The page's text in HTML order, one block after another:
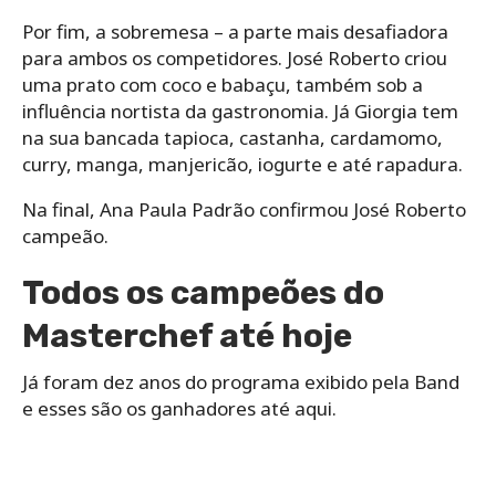
Por fim, a sobremesa – a parte mais desafiadora
para ambos os competidores. José Roberto criou
uma prato com coco e babaçu, também sob a
influência nortista da gastronomia. Já Giorgia tem
na sua bancada tapioca, castanha, cardamomo,
curry, manga, manjericão, iogurte e até rapadura.
Na final, Ana Paula Padrão confirmou José Roberto
campeão.
Todos os campeões do
Masterchef até hoje
Já foram dez anos do programa exibido pela Band
e esses são os ganhadores até aqui.